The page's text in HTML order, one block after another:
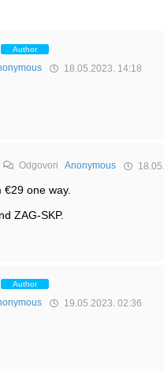
Author
18.05.2023. 14:18
OdgovoriAnonymous
€29 one way.
ZAG-SKP.
Author
19.05.2023. 02:36